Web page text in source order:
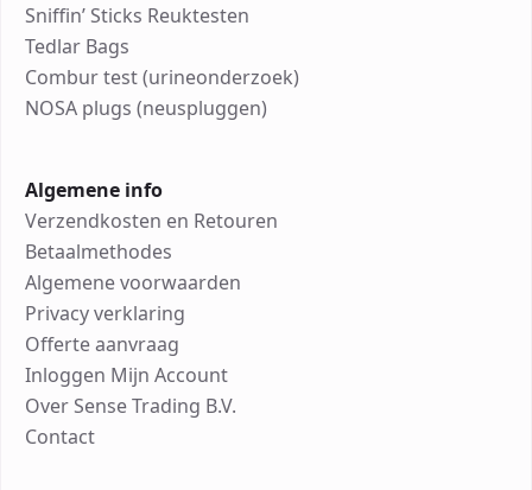
Sniffin’ Sticks Reuktesten
Tedlar Bags
Combur test (urineonderzoek)
NOSA plugs (neuspluggen)
Algemene info
Verzendkosten en Retouren
Betaalmethodes
Algemene voorwaarden
Privacy verklaring
Offerte aanvraag
Inloggen Mijn Account
Over Sense Trading B.V.
Contact